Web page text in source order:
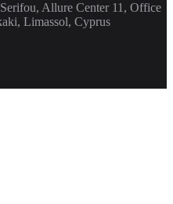
Allure Center 11, Office
Limassol, Cyprus